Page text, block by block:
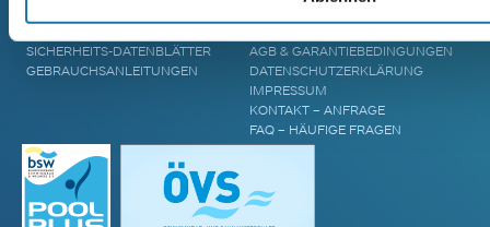
SICHERHEITS-DATENBLÄTTER
GEBRAUCHSANLEITUNGEN
AGB & GARANTIEBEDINGUNGEN
DATENSCHUTZERKLÄRUNG
IMPRESSUM
KONTAKT – ANFRAGE
FAQ – HÄUFIGE FRAGEN